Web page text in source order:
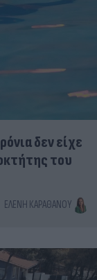
δεν είχε
του
ΕΛΈΝΗ ΚΑΡΑΘΆΝΟΥ